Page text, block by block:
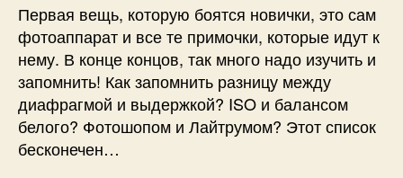
Первая вещь, которую боятся новички, это сам
фотоаппарат и все те примочки, которые идут к
нему. В конце концов, так много надо изучить и
запомнить! Как запомнить разницу между
диафрагмой и выдержкой? ISO и балансом
белого? Фотошопом и Лайтрумом? Этот список
бесконечен…